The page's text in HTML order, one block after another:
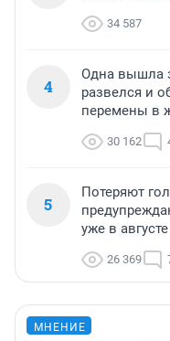
34 587
4
Одна вышла
развелся и
перемены в
30 162
5
Потеряют
уже в августе
26 369
МНЕНИЕ